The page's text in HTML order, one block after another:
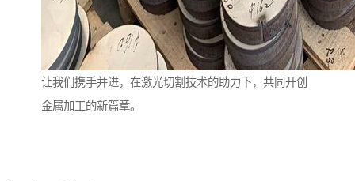
让我们携手并进，在激光切割技术的助力下，共同开创
金属加工的新篇章。